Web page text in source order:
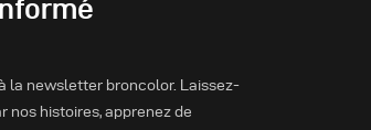
la newsletter broncolor. Laissez-
nos histoires, apprenez de